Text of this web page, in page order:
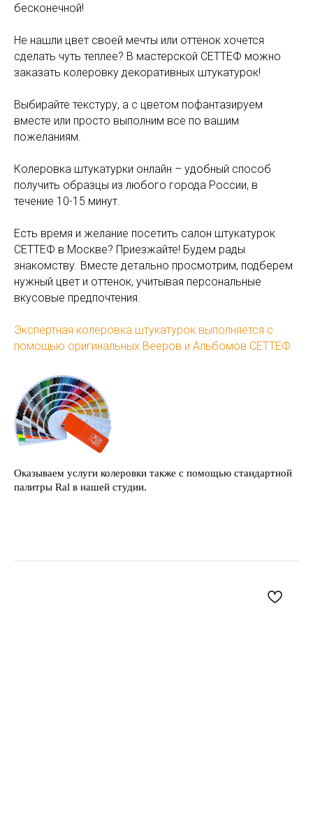
бесконечной!
Не нашли цвет своей мечты или оттенок хочется
сделать чуть теплее? В мастерской СЕТТЕФ можно
заказать колеровку декоративных штукатурок!
Выбирайте текстуру, а с цветом пофантазируем
вместе или просто выполним все по вашим
пожеланиям.
Колеровка штукатурки онлайн – удобный способ
получить образцы из любого города России, в
течение 10-15 минут.
Есть время и желание посетить салон штукатурок
СЕТТЕФ в Москве? Приезжайте! Будем рады
знакомству. Вместе детально просмотрим, подберем
нужный цвет и оттенок, учитывая персональные
вкусовые предпочтения.
Экспертная колеровка штукатурок выполняется с
помощью оригинальных Вееров и Альбомов СЕТТЕФ.
Оказываем услуги колеровки также с помощью стандартной
палитры Ral в нашей студии.